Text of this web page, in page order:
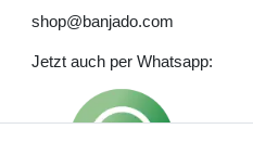
shop@banjado.com
Jetzt auch per Whatsapp: